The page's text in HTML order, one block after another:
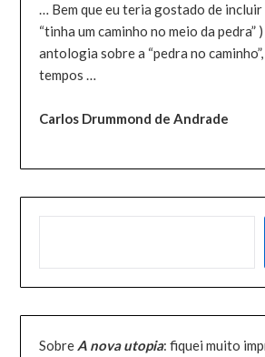
… Bem que eu teria gostado de incluir
“tinha um caminho no meio da pedra”
antologia sobre a “pedra no
tempos …
Carlos Drummond de Andrade
Sobre A nova utopia: fiquei muito